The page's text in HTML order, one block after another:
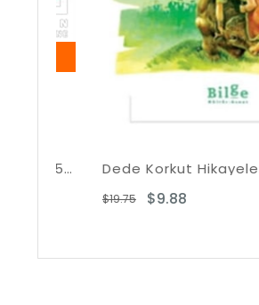
$9.88